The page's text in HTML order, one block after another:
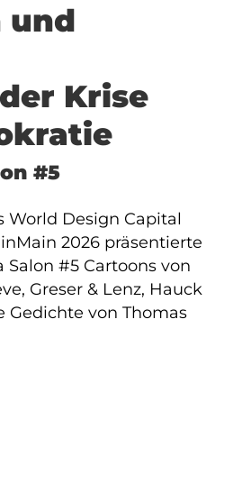
und
Krise
#5
World Design Capital
2026 präsentierte
Salon #5 Cartoons von
Greser & Lenz, Hauck
Gedichte von Thomas